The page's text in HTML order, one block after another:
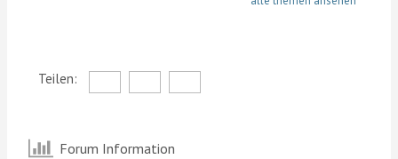
Teilen:
Forum Information